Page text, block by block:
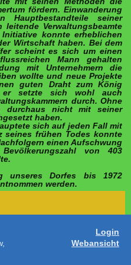
fördern. Einwanderung
Hauptbestandteile seiner
leitende Verwaltungsbeamte
konnte erheblichen
Wirtschaft haben. Bei dem
scheint es sich um einen
Mann gehalten
mit Unternehmern die
wollte und neue Projekte
guten Draht zum König
er setzte sich wohl auch
durch. Ohne
durchaus nicht mit seiner
haben.
sich auf jeden Fall mit
seines frühen Todes konnte
einen Aufschwung
von 403
unseres Dorfes bis 1972
werden.
Login
Webansicht